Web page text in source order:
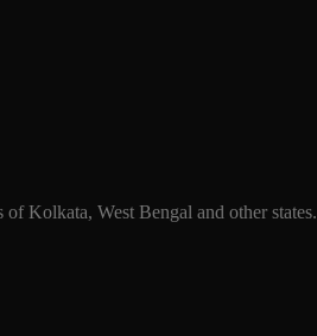
Kolkata, West Bengal and other states.